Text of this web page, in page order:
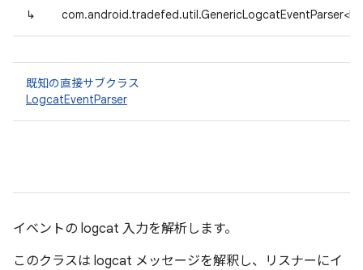
↳
既知の直接サブクラス
LogcatEventParser
イベントの logcat 入力を解析します。
このクラスは logcat メッセージを解釈し、リスナーにイ